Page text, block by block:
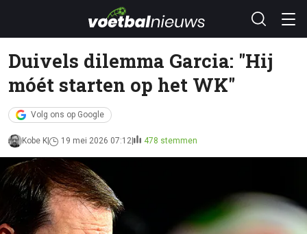
Duivels dilemma Garcia: "Hij
móét starten op het WK"
Volg ons op Google
Kobe K 19 mei 2026 07:12 478 stemmen